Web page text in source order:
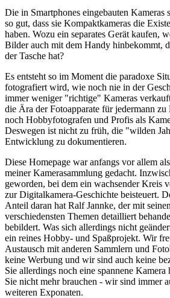
Die in Smartphones eingebauten Kameras
so gut, dass sie Kompaktkameras die
haben. Wozu ein separates Gerät kaufen,
Bilder auch mit dem Handy hinbekommt,
der Tasche hat?
Es entsteht so im Moment die paradoxe
fotografiert wird, wie noch nie in der
immer weniger "richtige" Kameras
die Ära der Fotoapparate für jedermann
noch Hobbyfotografen und Profis als
Deswegen ist nicht zu früh, die "wilden
Entwicklung zu dokumentieren.
Diese Homepage war anfangs vor allem
meiner Kamerasammlung gedacht.
geworden, bei dem ein wachsender Kreis
zur Digitalkamera-Geschichte beisteuert.
Anteil daran hat Ralf Jannke, der mit
verschiedensten Themen detailliert
bebildert. Was sich allerdings nicht
ein reines Hobby- und Spaßprojekt. Wir
Austausch mit anderen Sammlern und
keine Werbung und wir sind auch keine
Sie allerdings noch eine spannene Kamera
Sie nicht mehr brauchen - wir sind immer
weiteren Exponaten.